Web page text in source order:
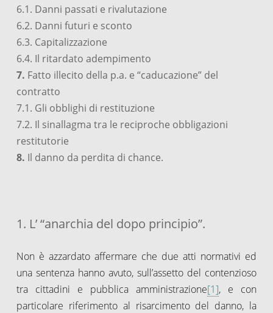
6.1. Danni passati e rivalutazione
6.2. Danni futuri e sconto
6.3. Capitalizzazione
6.4. Il ritardato adempimento
7. Fatto illecito della p.a. e “caducazione” del
contratto
7.1. Gli obblighi di restituzione
7.2. Il sinallagma tra le reciproche obbligazioni
restitutorie
8. Il danno da perdita di chance.
1. L’ “anarchia del dopo principio”.
Non è azzardato affermare che due atti normativi ed
una sentenza hanno avuto, sull’assetto del contenzioso
tra cittadini e pubblica amministrazione[1], e con
particolare riferimento al risarcimento del danno, la